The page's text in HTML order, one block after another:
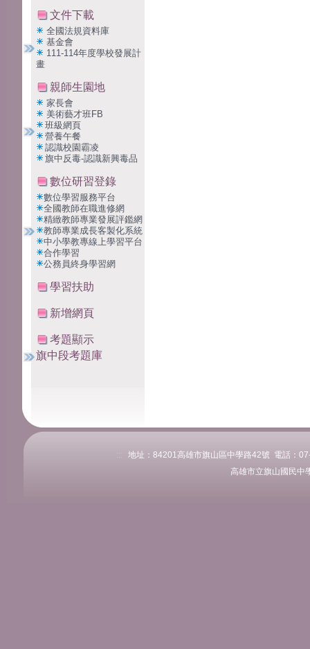
文件下載
全國法規資料庫
基金會
111-114年度學校發展計
畫
親師生園地
家長會
美術藝才班FB
班級網頁
營養午餐
認識校園霸凌
旗中反毒-認識新興毒品
數位研習登錄
數位學習服務平台
全國教師在職進修網
精緻教師專業發展評鑑網
教師專業成長客製化系統
中小學教專線上學習平台
合作學習
公務員終身學習網
學習扶助
新增網頁
考題顯示
旗中段考題庫
:::
地址：84201高雄市旗山區中學路42號 電話：
高雄市立旗山國民中